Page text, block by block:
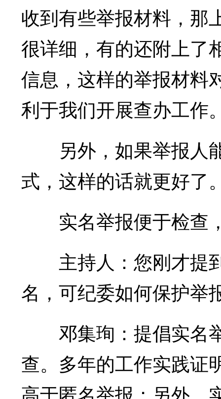
收到有些举报材料，那
很详细，有的还附上了
信息，这样的举报材料
利于我们开展查办工作
另外，如果举报人
式，这样的话就更好了
实名举报便于检查
主持人：您刚才提
名，可纪委如何保护举
邓集珣：提倡实名
查。多年的工作实践证
高于匿名举报；另外，